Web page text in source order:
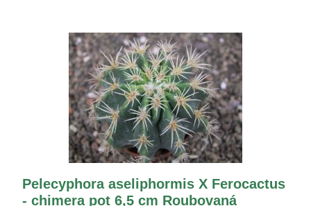
Pelecyphora aseliphormis X Ferocactus
- chimera pot 6,5 cm Roubovaná